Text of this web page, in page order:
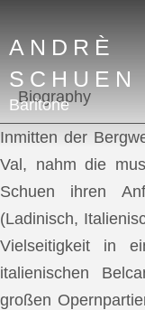
ANDRÈ
SCHUEN
Baritone
Biography
Inmitten der
Val, nahm die
Schuen ihren
(Ladinisch,
Vielseitigkeit in
italienischen
großen